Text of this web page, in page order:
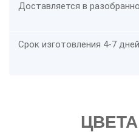
Доставляется в
Срок изготовления 4-7 дней